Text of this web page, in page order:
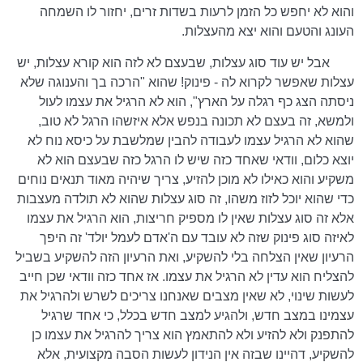
והוא לא יחפש כל הזמן לרעות בשדות זרים, יחזור לו השמחה
העונג והטעם והוא יצא מהעצלות.
אבל יש עוד סוג עצלות, שבעצם לא לזה הוא קורא עצלות, יש
עצלות שאפשר לקרוא לה - פינוק! שהוא "הרכה בך והענוגה שלא
ניסתה הצג כף רגלה על הארץ", הוא לא הרגיל את עצמו לעול
ולמשא, זה בעצם לא תכונה בנפש אלא איזשהו הרגל לא טוב,
שהוא לא הרגיל עצמו לעבודה להבין שמלשבת על כיסא נוח לא
יוצא כלום, וודאי שאחד כזה שיש לו הרגל כזה שבעצם הוא לא
משקיע והוא כאילו לא מוכן להזיע, צריך שיהיה מאוד תנאים נוחים
כדי שהוא יוכל לזוז משהו, זה סוג עצלות שהוא לא תולדה מעצבות
אלא זה סוג עצלות שאין לו מספיק חריצות, הוא הרגיל את עצמו
לאיזה סוג פינוק שזה לא עובד עם ה'אדם לעמל יולד' זה היפך
הרעיון שאין הצלחה בלי להשקיע, ואת הרעיון הזה להשקיע בשביל
להצליח הוא עדין לא הרגיל את עצמו. אז אחד כזה וודאי שכן חייב
לעשות שינוי, לא שאין מצבים שאנחנו צריכים לשרש ולהרגיל את
עצמינו במצב חדש, ולהגיע למצב חדש בכלל, כי אחד שרגיל
להתפנק ולא להזיע ולא להתאמץ הוא צריך להרגיל את עצמו כן
להשקיע, דהיינו שבזה אין הנידון לעשות הסבה מקצועית, אלא